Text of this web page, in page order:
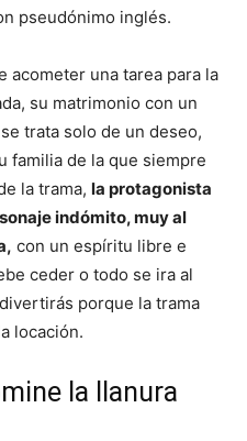
pseudónimo inglés.
acometer una tarea para la
su matrimonio con un
trata solo de un deseo,
familia de la que siempre
la trama, la protagonista
indómito, muy al
con un espíritu libre e
ceder o todo se ira al
porque la trama
locación.
la llanura